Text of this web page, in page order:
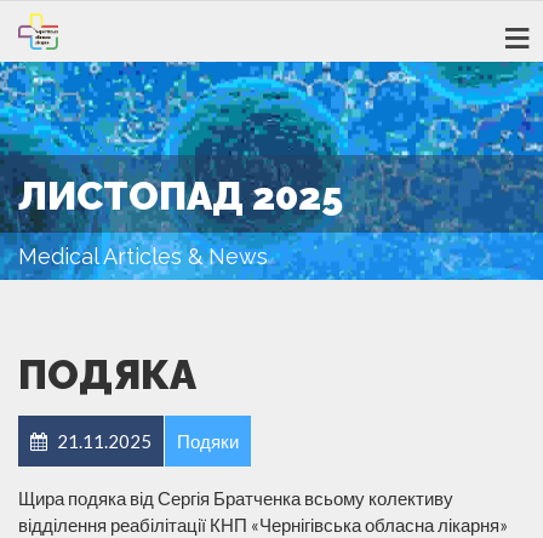
ЛИСТОПАД 2025
Medical Articles & News
ПОДЯКА
21.11.2025 Подяки
Щира подяка від Сергія Братченка всьому колективу
відділення реабілітації КНП «Чернігівська обласна лікарня»